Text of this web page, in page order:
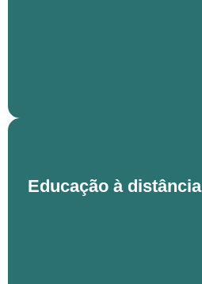
Educação à distância